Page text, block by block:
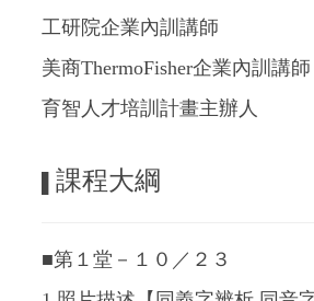
工研院企業內訓講師
美商ThermoFisher企業內訓講師
育智人才培訓計畫主辦人
課程大綱
■第１堂－１０／２３